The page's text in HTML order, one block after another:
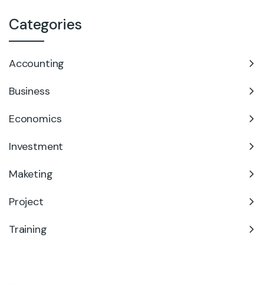
Categories
Accounting
Business
Economics
Investment
Maketing
Project
Training